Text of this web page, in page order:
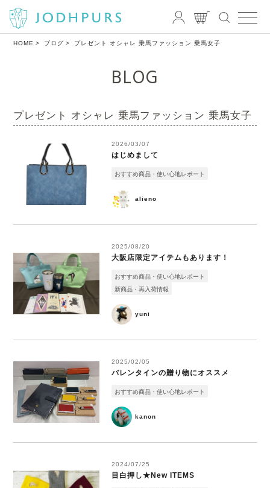
HOME ブログ プレゼント オシャレ 乗馬ファッション 乗馬女子
BLOG
プレゼント オシャレ 乗馬ファッション 乗馬女子
2026/03/07
はじめまして
alieno
おすすめ商品・使い心地レポート
2025/08/20
大阪店限定アイテムもあります！
yuni
おすすめ商品・使い心地レポート
新商品・再入荷情報
2025/02/05
バレンタインの贈り物にオススメ
kanon
おすすめ商品・使い心地レポート
2024/07/25
目白押し★New ITEMS